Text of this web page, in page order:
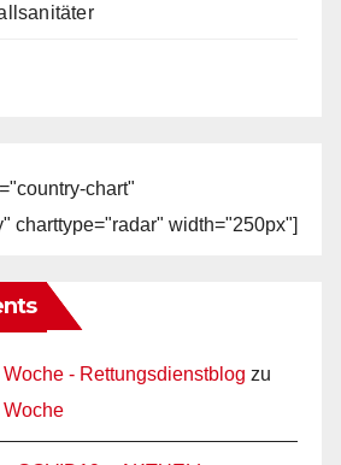
chart"
charttype="radar" width="250px"]
- Rettungsdienstblog zu
Woche